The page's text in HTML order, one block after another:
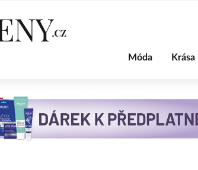
Móda Krása